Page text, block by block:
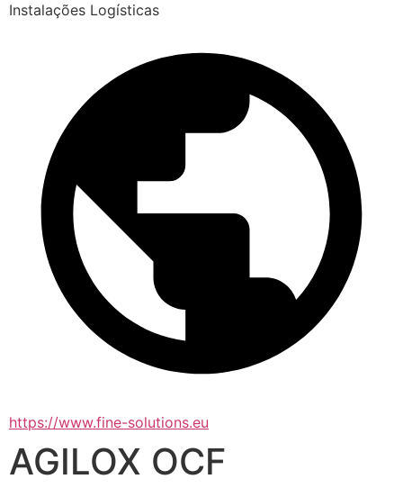
Instalações Logísticas
https://www.fine-solutions.eu
AGILOX OCF